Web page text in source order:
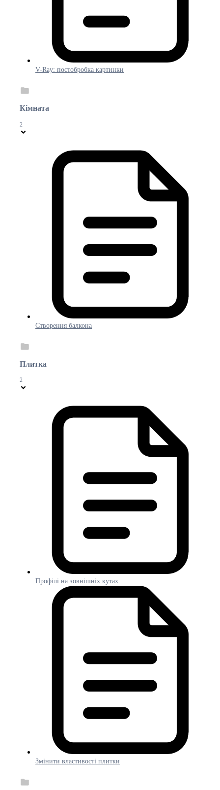
V-Ray: постобробка картинки
Кімната
2
Створення балкона
Плитка
2
Профілі на зовнішніх кутах
Змінити властивості плитки